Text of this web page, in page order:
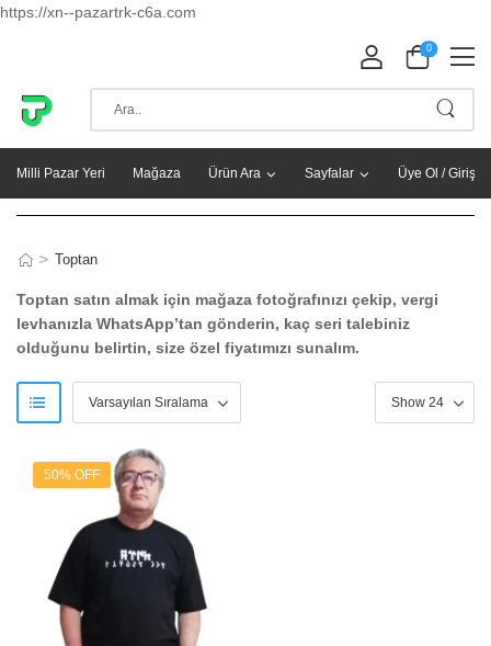
https://xn--pazartrk-c6a.com
0
Milli Pazar Yeri Mağaza Ürün Ara Sayfalar Üye Ol / Giriş
> Toptan
Toptan satın almak için mağaza fotoğrafınızı çekip, vergi
levhanızla WhatsApp’tan gönderin, kaç seri talebiniz
olduğunu belirtin, size özel fiyatımızı sunalım.
50% OFF